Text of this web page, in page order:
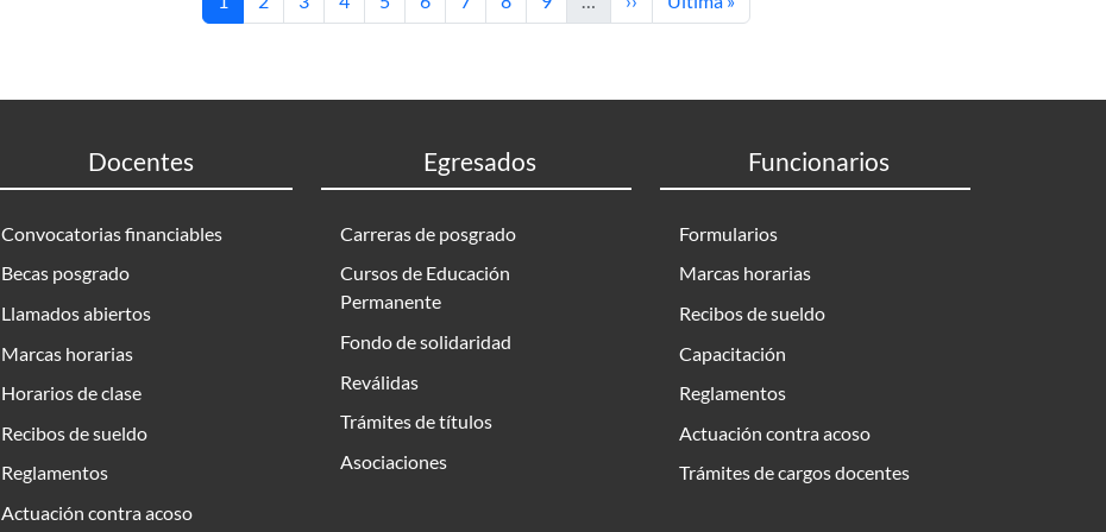
Docentes
Convocatorias financiables
Becas posgrado
Llamados abiertos
Marcas horarias
Horarios de clase
Recibos de sueldo
Reglamentos
Actuación contra acoso
Egresados
Carreras de posgrado
Cursos de Educación
Permanente
Fondo de solidaridad
Reválidas
Trámites de títulos
Asociaciones
Funcionarios
Formularios
Marcas horarias
Recibos de sueldo
Capacitación
Reglamentos
Actuación contra acoso
Trámites de cargos docentes